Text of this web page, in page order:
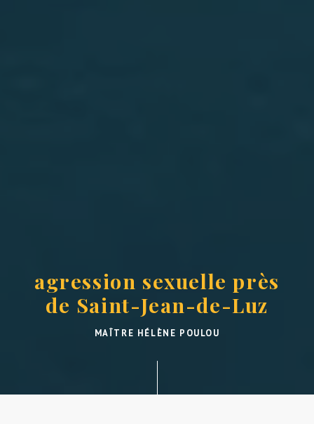
agression sexuelle près
de Saint-Jean-de-Luz
MAÎTRE HÉLÈNE POULOU